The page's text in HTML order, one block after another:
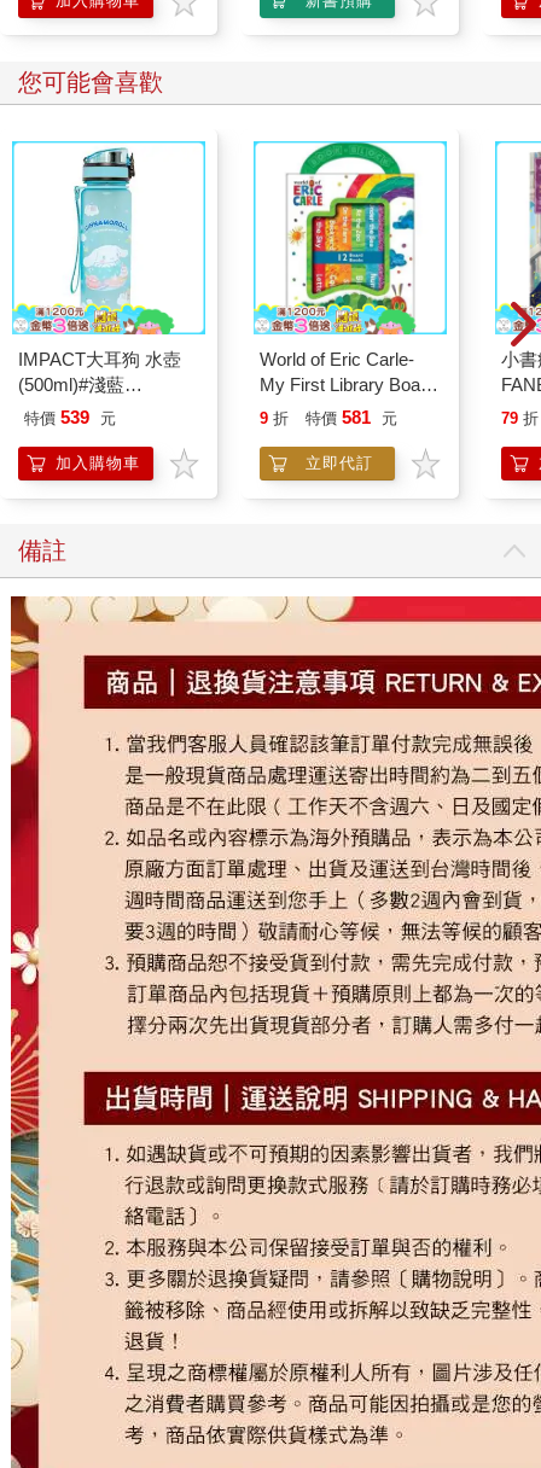
您可能會喜歡
IMPACT大耳狗 水壺
(500ml)#淺藍
IMCMB01LB
特價 539 元
加入購物車
World of Eric Carle-
My First Library Board
Book Block Set
9 折 特價 581 元
立即代訂
小
成
79 折
備註